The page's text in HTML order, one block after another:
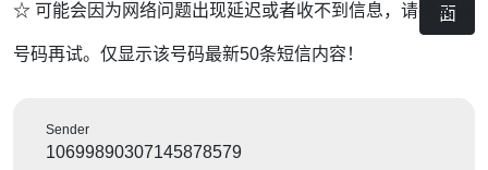
面
☆ 可能会因为网络问题出现延迟或者收不到信息，请换其他
号码再试。仅显示该号码最新50条短信内容！
Sender
10699890307145878579